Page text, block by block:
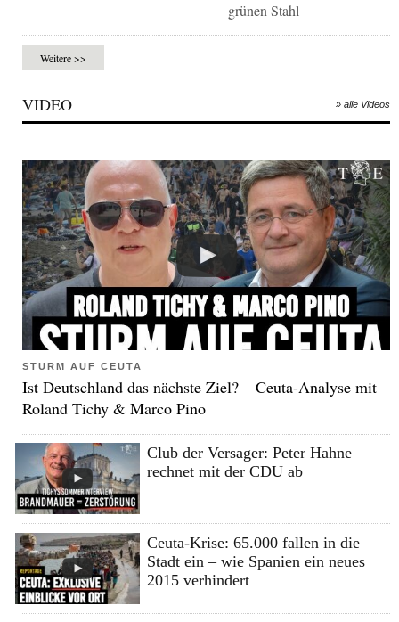
grünen Stahl
Weitere >>
VIDEO » alle Videos
STURM AUF CEUTA
Ist Deutschland das nächste Ziel? – Ceuta-Analyse mit
Roland Tichy & Marco Pino
Club der Versager: Peter Hahne
rechnet mit der CDU ab
Ceuta-Krise: 65.000 fallen in die
Stadt ein – wie Spanien ein neues
2015 verhindert